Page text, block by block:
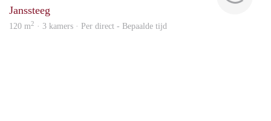
Janssteeg
120 m2 · 3 kamers · Per direct - Bepaalde tijd